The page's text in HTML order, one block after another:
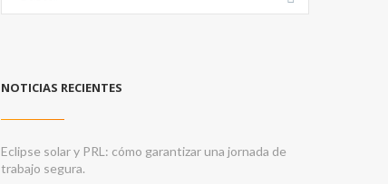
NOTICIAS RECIENTES
Eclipse solar y PRL: cómo garantizar una jornada de
trabajo segura.